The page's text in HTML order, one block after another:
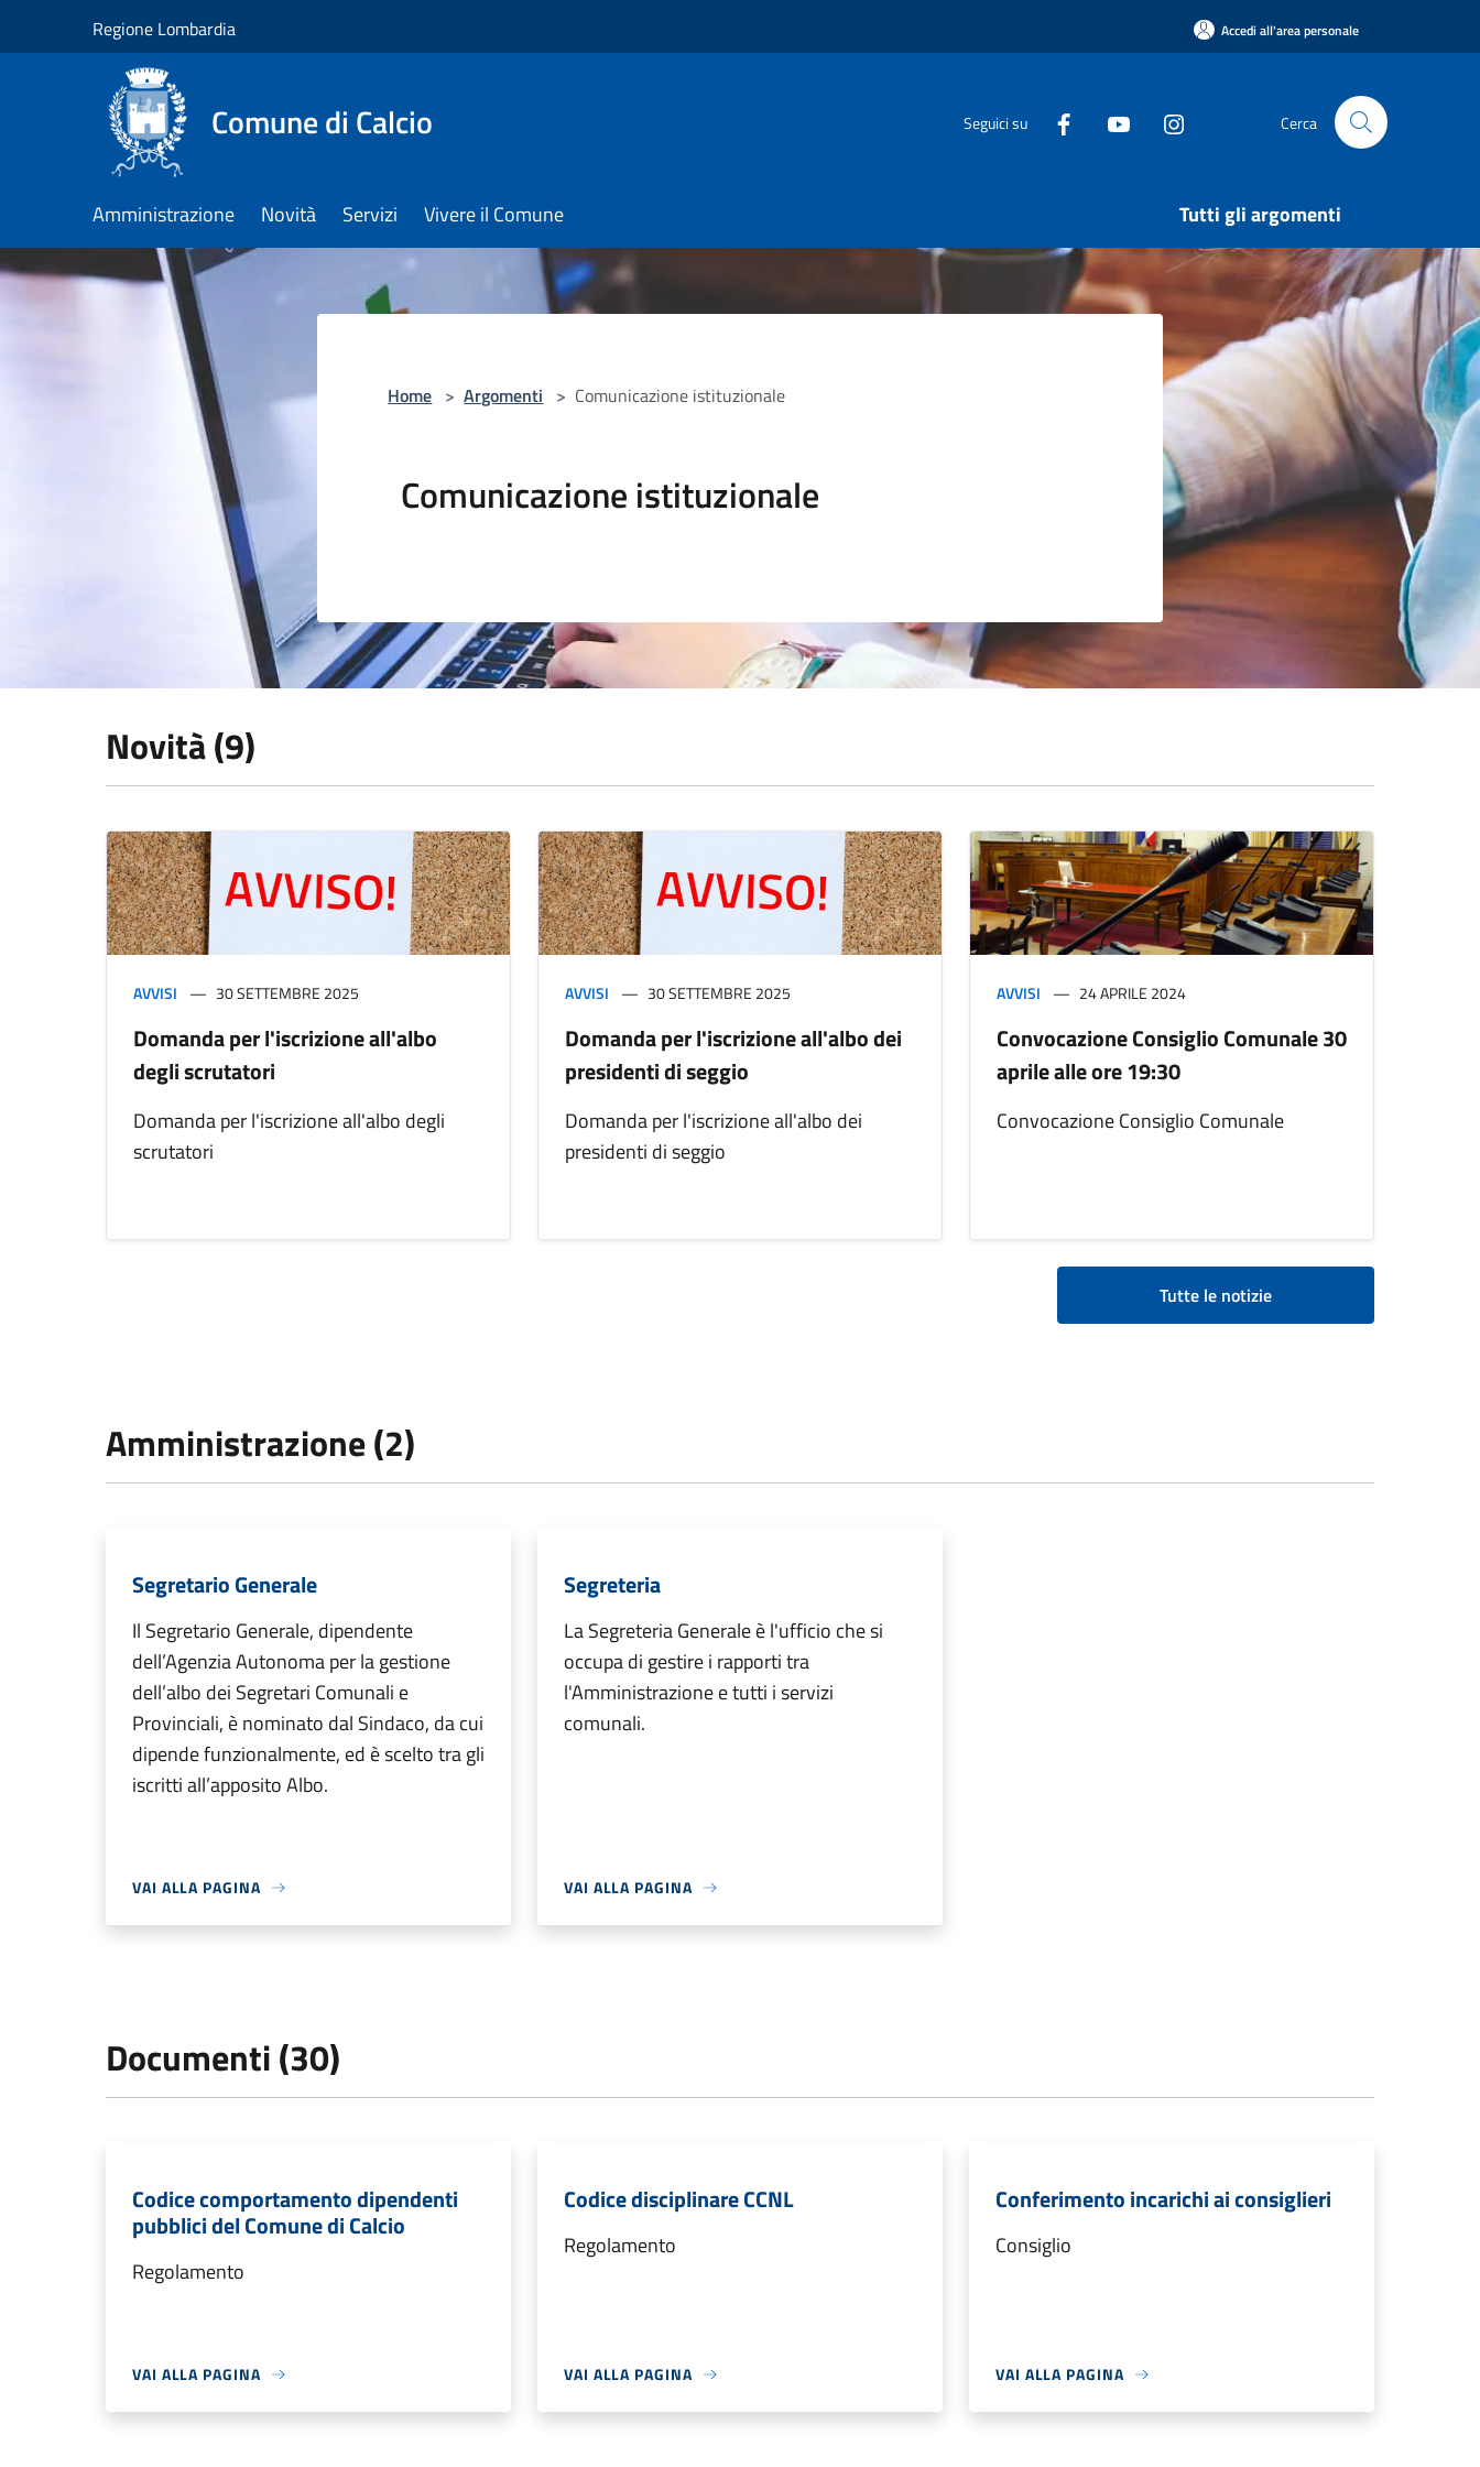
Regione Lombardia Accedi all'area personale
Comune di Calcio Seguici su Cerca
Amministrazione Novità Servizi Vivere il Comune Tutti gli argomenti
Home > Argomenti > Comunicazione istituzionale
Comunicazione istituzionale
Novità (9)
AVVISI 30 SETTEMBRE 2025
Domanda per l'iscrizione all'albo
degli scrutatori
Domanda per l'iscrizione all'albo degli
scrutatori
AVVISI 30 SETTEMBRE 2025
Domanda per l'iscrizione all'albo dei
presidenti di seggio
Domanda per l'iscrizione all'albo dei
presidenti di seggio
AVVISI 24 APRILE 2024
Convocazione Consiglio Comunale 30
aprile alle ore 19:30
Convocazione Consiglio Comunale
Tutte le notizie
Amministrazione (2)
Segretario Generale
Il Segretario Generale, dipendente
dell’Agenzia Autonoma per la gestione
dell’albo dei Segretari Comunali e
Provinciali, è nominato dal Sindaco, da cui
dipende funzionalmente, ed è scelto tra gli
iscritti all’apposito Albo.
VAI ALLA PAGINA
Segreteria
La Segreteria Generale è l'ufficio che si
occupa di gestire i rapporti tra
l'Amministrazione e tutti i servizi
comunali.
VAI ALLA PAGINA
Documenti (30)
Codice comportamento dipendenti
pubblici del Comune di Calcio
Regolamento
VAI ALLA PAGINA
Codice disciplinare CCNL
Regolamento
VAI ALLA PAGINA
Conferimento incarichi ai consiglieri
Consiglio
VAI ALLA PAGINA